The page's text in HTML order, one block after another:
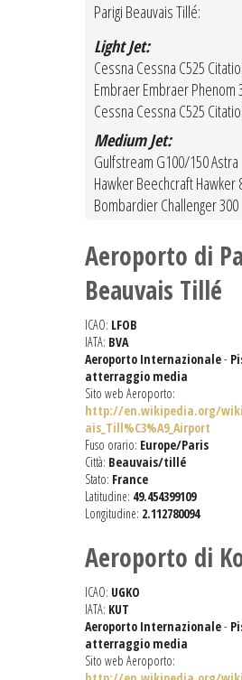
Parigi Beauvais Tillé:
Light Jet:
Cessna Cessna C525
Embraer Embraer Phenom
Cessna Cessna C525
Medium Jet:
Gulfstream G100/150 Astra
Hawker Beechcraft Hawker
Bombardier Challenger 300
Aeroporto di
Beauvais Tillé
ICAO: LFOB
IATA: BVA
Aeroporto Internazionale-
atterraggio media
Sito web Aeroporto:
http://en.wikipedia.org/
ais_Till%C3%A9_Airport
Fuso orario: Europe/Paris
Città: Beauvais/tillé
Stato: France
Latitudine: 49.454399109
Longitudine: 2.112780094
Aeroporto di
ICAO: UGKO
IATA: KUT
Aeroporto Internazionale-
atterraggio media
Sito web Aeroporto: